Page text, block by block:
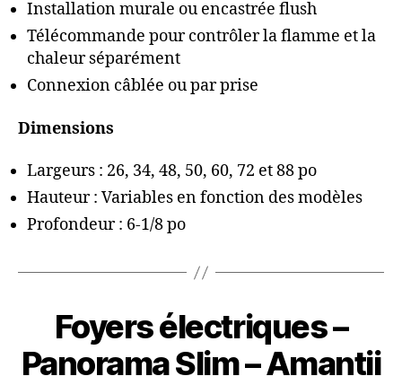
Installation murale ou encastrée flush
Télécommande pour contrôler la flamme et la
chaleur séparément
Connexion câblée ou par prise
Dimensions
Largeurs : 26, 34, 48, 50, 60, 72 et 88 po
Hauteur : Variables en fonction des modèles
Profondeur : 6-1/8 po
Foyers électriques –
Panorama Slim – Amantii